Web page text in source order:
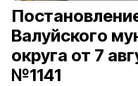
Валуйского
округа от 7
№1141